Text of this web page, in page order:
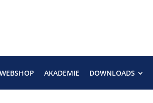
WEBSHOP AKADEMIE DOWNLOADS